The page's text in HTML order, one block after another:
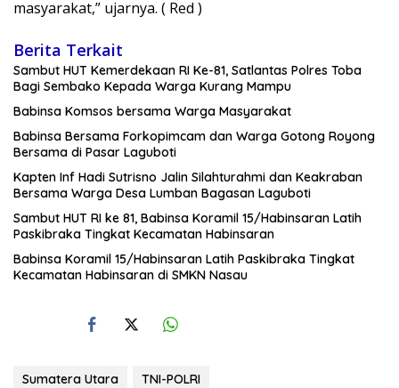
masyarakat,” ujarnya. ( Red )
Berita Terkait
Sambut HUT Kemerdekaan RI Ke-81, Satlantas Polres Toba
Bagi Sembako Kepada Warga Kurang Mampu
Babinsa Komsos bersama Warga Masyarakat
Babinsa Bersama Forkopimcam dan Warga Gotong Royong
Bersama di Pasar Laguboti
Kapten Inf Hadi Sutrisno Jalin Silahturahmi dan Keakraban
Bersama Warga Desa Lumban Bagasan Laguboti
Sambut HUT RI ke 81, Babinsa Koramil 15/Habinsaran Latih
Paskibraka Tingkat Kecamatan Habinsaran
Babinsa Koramil 15/Habinsaran Latih Paskibraka Tingkat
Kecamatan Habinsaran di SMKN Nasau
Sumatera Utara TNI-POLRI